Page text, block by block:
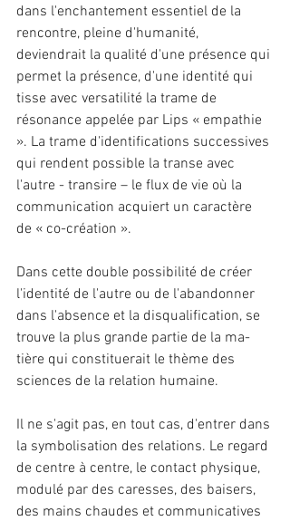
dans l'enchantement essentiel de la
rencontre, pleine d'humanité,
deviendrait la qualité d'une présence qui
permet la présence, d'une identité qui
tisse avec versatilité la trame de
résonance appelée par Lips « empathie
». La trame d'identifications successives
qui rendent possible la transe avec
l'autre - transire – le flux de vie où la
communication acquiert un caractère
de « co-créa­tion ».
Dans cette double possibilité de créer
l'identité de l'autre ou de l'abandonner
dans l'absence et la disqualification, se
trouve la plus grande partie de la ma­
tière qui constituerait le thème des
sciences de la relation humaine.
Il ne s'agit pas, en tout cas, d'entrer dans
la symbolisation des re­lations. Le regard
de centre à centre, le contact physique,
modulé par des caresses, des baisers,
des mains chaudes et communica­tives